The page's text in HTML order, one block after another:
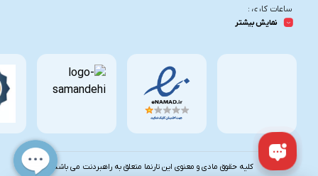
ساعات کاری :
شنبه تا چهارشنبه از ساعت 9.30 تا 20
تلفن تماس :
نمایش بیشتر
کلیه حقوق مادی و معنوی این تارنما متعلق به راهبردنت می باشد.